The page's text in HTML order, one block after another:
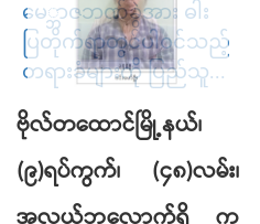
မေ္ဘာဇဘဏ်ခွဲအား ဓါး
ပြတိုက်ရာတွင်ပါဝင်သည့်
တရားခံများကို ပြည်သူ...
ဗိုလ်တထောင်မြို့နယ်၊
(၉)ရပ်ကွက်၊ (၄၈)လမ်း၊